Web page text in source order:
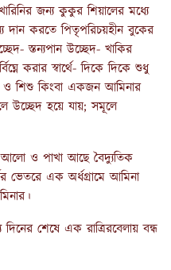
জন্য কুকুর শিয়ালের মধ্যে
দান করতে পিতৃপরিচয়হীন বুকের
স্তন্যপান উচ্ছেদ- খাকির
করার স্বার্থে- দিকে দিকে শুধু
ও শিশু কিংবা একজন আমিনার
উচ্ছেদ হয়ে যায়; সমূলে
ও পাখা আছে বৈদ্যুতিক
ভেতরে এক অর্ধগ্রামে আমিনা
শেষে এক রাত্রিরবেলায় বন্ধ